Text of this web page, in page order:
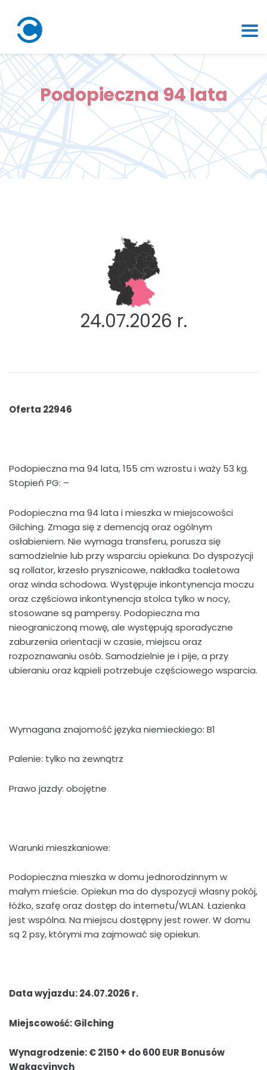
Podopieczna 94 lata
24.07.2026 r.
Oferta 22946
Podopieczna ma 94 lata, 155 cm wzrostu i waży 53 kg.
Stopień PG: –
Podopieczna ma 94 lata i mieszka w miejscowości
Gilching. Zmaga się z demencją oraz ogólnym
osłabieniem. Nie wymaga transferu, porusza się
samodzielnie lub przy wsparciu opiekuna. Do dyspozycji
są rollator, krzesło prysznicowe, nakładka toaletowa
oraz winda schodowa. Występuje inkontynencja moczu
oraz częściowa inkontynencja stolca tylko w nocy,
stosowane są pampersy. Podopieczna ma
nieograniczoną mowę, ale występują sporadyczne
zaburzenia orientacji w czasie, miejscu oraz
rozpoznawaniu osób. Samodzielnie je i pije, a przy
ubieraniu oraz kąpieli potrzebuje częściowego wsparcia.
Wymagana znajomość języka niemieckiego: B1
Palenie: tylko na zewnątrz
Prawo jazdy: obojętne
Warunki mieszkaniowe:
Podopieczna mieszka w domu jednorodzinnym w
małym mieście. Opiekun ma do dyspozycji własny pokój,
łóżko, szafę oraz dostęp do internetu/WLAN. Łazienka
jest wspólna. Na miejscu dostępny jest rower. W domu
są 2 psy, którymi ma zajmować się opiekun.
Data wyjazdu: 24.07.2026 r.
Miejscowość: Gilching
Wynagrodzenie: € 2150 + do 600 EUR Bonusów
Wakacyjnych